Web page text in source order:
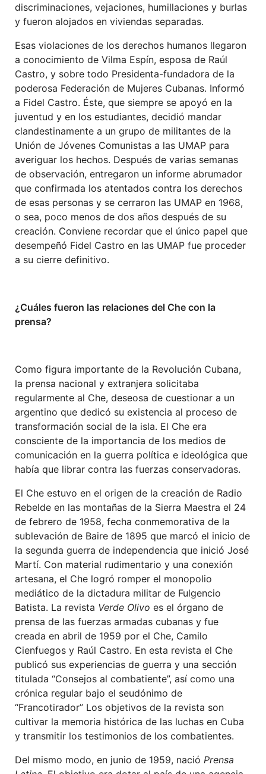
discriminaciones, vejaciones, humillaciones y burlas
y fueron alojados en viviendas separadas.
Esas violaciones de los derechos humanos llegaron
a conocimiento de Vilma Espín, esposa de Raúl
Castro, y sobre todo Presidenta-fundadora de la
poderosa Federación de Mujeres Cubanas. Informó
a Fidel Castro. Éste, que siempre se apoyó en la
juventud y en los estudiantes, decidió mandar
clandestinamente a un grupo de militantes de la
Unión de Jóvenes Comunistas a las UMAP para
averiguar los hechos. Después de varias semanas
de observación, entregaron un informe abrumador
que confirmada los atentados contra los derechos
de esas personas y se cerraron las UMAP en 1968,
o sea, poco menos de dos años después de su
creación. Conviene recordar que el único papel que
desempeñó Fidel Castro en las UMAP fue proceder
a su cierre definitivo.
¿Cuáles fueron las relaciones del Che con la
prensa?
Como figura importante de la Revolución Cubana,
la prensa nacional y extranjera solicitaba
regularmente al Che, deseosa de cuestionar a un
argentino que dedicó su existencia al proceso de
transformación social de la isla. El Che era
consciente de la importancia de los medios de
comunicación en la guerra política e ideológica que
había que librar contra las fuerzas conservadoras.
El Che estuvo en el origen de la creación de Radio
Rebelde en las montañas de la Sierra Maestra el 24
de febrero de 1958, fecha conmemorativa de la
sublevación de Baire de 1895 que marcó el inicio de
la segunda guerra de independencia que inició José
Martí. Con material rudimentario y una conexión
artesana, el Che logró romper el monopolio
mediático de la dictadura militar de Fulgencio
Batista. La revista Verde Olivo es el órgano de
prensa de las fuerzas armadas cubanas y fue
creada en abril de 1959 por el Che, Camilo
Cienfuegos y Raúl Castro. En esta revista el Che
publicó sus experiencias de guerra y una sección
titulada “Consejos al combatiente”, así como una
crónica regular bajo el seudónimo de
“Francotirador” Los objetivos de la revista son
cultivar la memoria histórica de las luchas en Cuba
y transmitir los testimonios de los combatientes.
Del mismo modo, en junio de 1959, nació Prensa